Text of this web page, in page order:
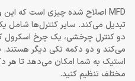
تبدیل می‌کند. سایر کنترل‌ها شامل
دو کنترل چرخشی، یک چرخ اسکرول
می‌کند و دو دکمه تکی دیگر
استیک به شما امکان می‌دهد تا هر
مختلف تنظیم کنید.